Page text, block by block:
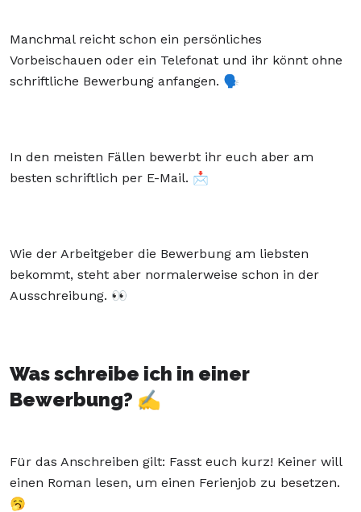
Manchmal reicht schon ein persönliches
Vorbeischauen oder ein Telefonat und ihr könnt ohne
schriftliche Bewerbung anfangen. 🗣️
In den meisten Fällen bewerbt ihr euch aber am
besten schriftlich per E-Mail. 📩
Wie der Arbeitgeber die Bewerbung am liebsten
bekommt, steht aber normalerweise schon in der
Ausschreibung. 👀
Was schreibe ich in einer
Bewerbung? ✍️
Für das Anschreiben gilt: Fasst euch kurz! Keiner will
einen Roman lesen, um einen Ferienjob zu besetzen.
🥱